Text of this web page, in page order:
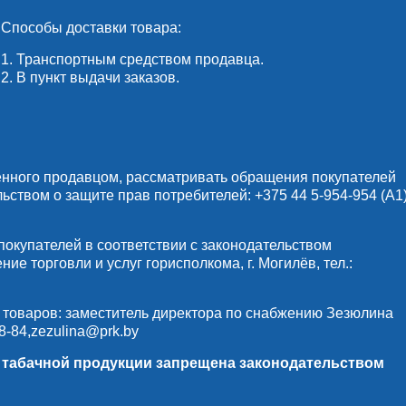
Способы доставки товара:
1. Транспортным средством продавца.
2. В пункт выдачи заказов.
продавцом, рассматривать обращения покупателей
о защите прав потребителей: +375 44 5-954-954
в соответствии с законодательством
торговли и услуг горисполкома, г. Могилёв, тел.:
заместитель директора по снабжению Зезюлина
84,zezulina@prk.by
продукции запрещена законодательством